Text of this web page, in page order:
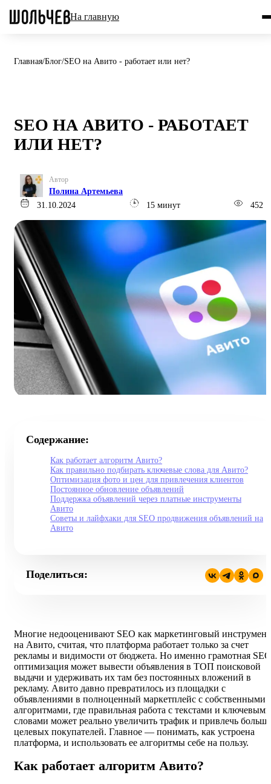
На главную
Главная/Блог/SEO на Авито - работает или нет?
SEO НА АВИТО - РАБОТАЕТ
ИЛИ НЕТ?
Автор
Полина Артемьева
31.10.2024
15 минут 452
Многие недооценивают SEO как маркетинговый инструмент
на Авито, считая, что платформа работает только за счет
рекламы и видимости от бюджета. Но именно грамотная
оптимизация может вывести объявления в ТОП поисковой
выдачи и удерживать их там без постоянных вложений в
рекламу. Авито давно превратилось из площадки с
объявлениями в полноценный маркетплейс с собственными
алгоритмами, где правильная работа с текстами и ключевыми
словами может реально увеличить трафик и привлечь больше
целевых покупателей. Главное — понимать, как устроена
платформа, и использовать ее алгоритмы себе на пользу.
Как работает алгоритм Авито?
Содержание:
Как работает алгоритм Авито?
Как правильно подбирать ключевые слова для Авито?
Оптимизация фото и цен для привлечения клиентов
Постоянное обновление объявлений
Поддержка объявлений через платные инструменты
Авито
Советы и лайфхаки для SEO продвижения объявлений на
Авито
Поделиться: